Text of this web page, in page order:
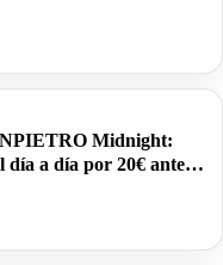
Midnight:
día a día por 20€ antes